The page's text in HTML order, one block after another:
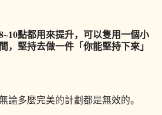
點都用來提升，可以隻用一個小
，堅持去做一件「你能堅持下來」
論多麼完美的計劃都是無效的。